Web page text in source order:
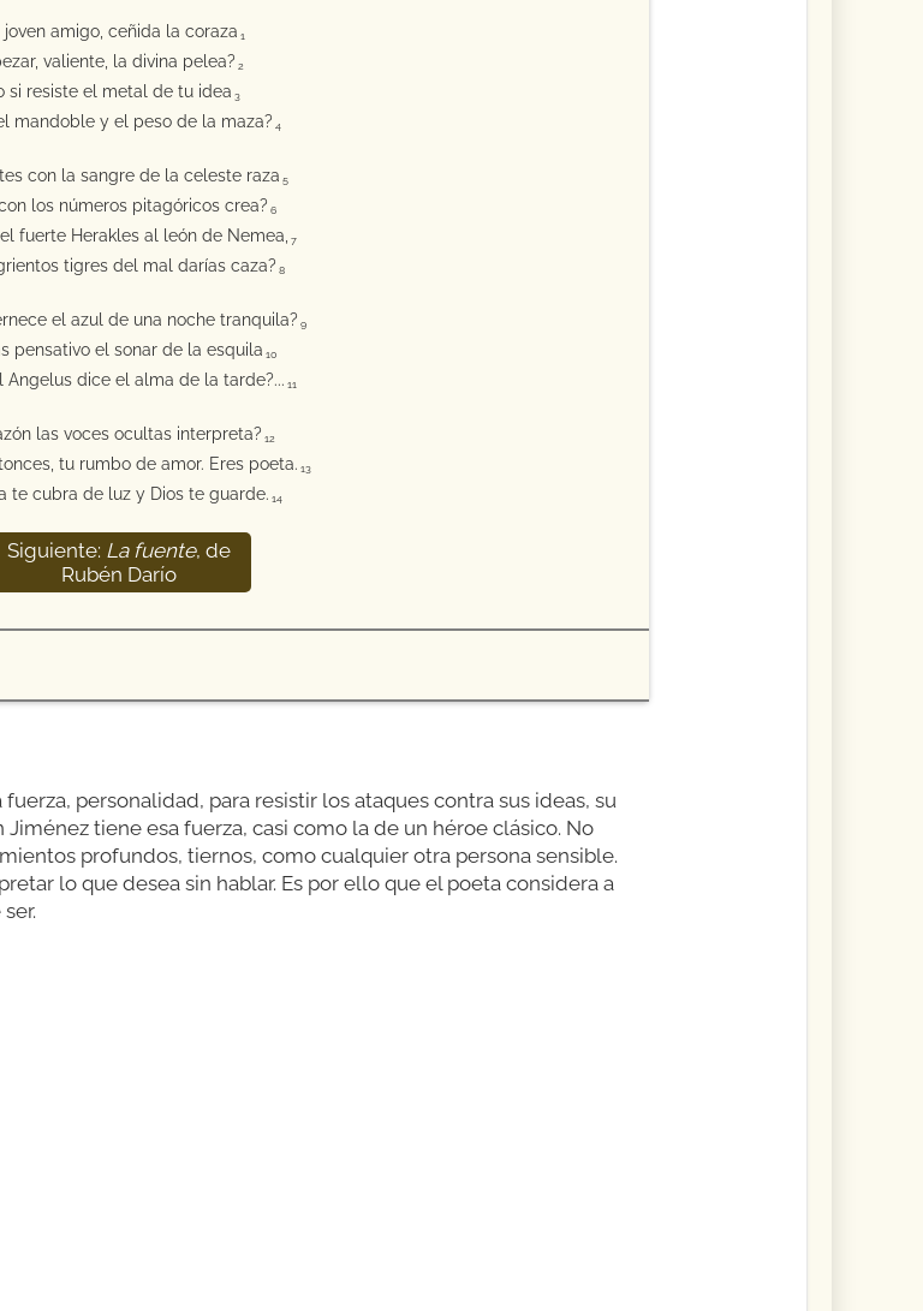
joven amigo, ceñida la coraza 1
valiente, la divina pelea? 2
si resiste el metal de tu idea 3
mandoble y el peso de la maza? 4
con la sangre de la celeste raza 5
los números pitagóricos crea? 6
fuerte Herakles al león de Nemea, 7
tigres del mal darías caza? 8
el azul de una noche tranquila? 9
pensativo el sonar de la esquila 10
Angelus dice el alma de la tarde?... 11
las voces ocultas interpreta? 12
tu rumbo de amor. Eres poeta. 13
te cubra de luz y Dios te guarde. 14
Siguiente: La fuente, de
Rubén Darío
personalidad, para resistir los ataques contra sus ideas, su
tiene esa fuerza, casi como la de un héroe clásico. No
profundos, tiernos, como cualquier otra persona sensible.
lo que desea sin hablar. Es por ello que el poeta considera a